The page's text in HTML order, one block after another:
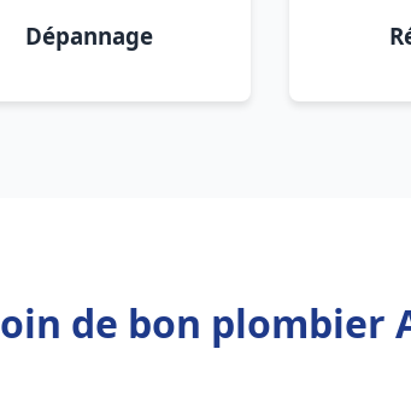
Dépannage
de bon plombier